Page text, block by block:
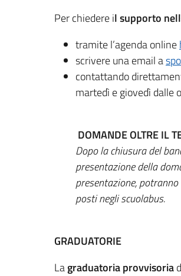
Per chiedere il supporto
tramite l’agenda online
scrivere una email a
contattando
martedì e giovedì dalle
DOMANDE OLTRE IL
Dopo la chiusura del
presentazione della
presentazione,
posti negli scuolabus.
GRADUATORIE
Lagraduatoriaprovvisoria